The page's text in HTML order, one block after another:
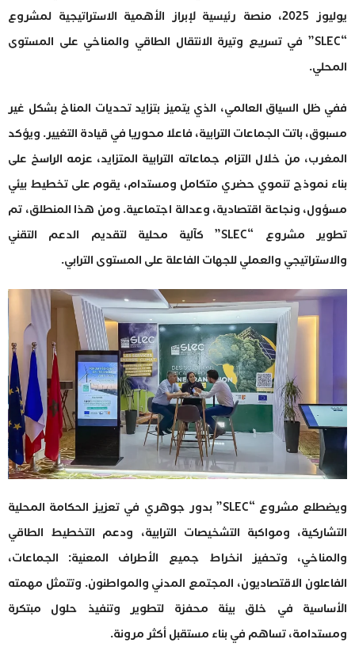
يوليوز 2025، منصة رئيسية لإبراز الأهمية الاستراتيجية لمشروع
“SLEC” في تسريع وتيرة الانتقال الطاقي والمناخي على المستوى
المحلي.
ففي ظل السياق العالمي، الذي يتميز بتزايد تحديات المناخ بشكل غير
مسبوق، باتت الجماعات الترابية، فاعلا محوريا في قيادة التغيير. ويؤكد
المغرب، من خلال التزام جماعاته الترابية المتزايد، عزمه الراسخ على
بناء نموذج تنموي حضري متكامل ومستدام، يقوم على تخطيط بيئي
مسؤول، ونجاعة اقتصادية، وعدالة اجتماعية. ومن هذا المنطلق، تم
تطوير مشروع “SLEC” كآلية محلية لتقديم الدعم التقني
والاستراتيجي والعملي للجهات الفاعلة على المستوى الترابي.
ويضطلع مشروع “SLEC” بدور جوهري في تعزيز الحكامة المحلية
التشاركية، ومواكبة التشخيصات الترابية، ودعم التخطيط الطاقي
والمناخي، وتحفيز انخراط جميع الأطراف المعنية: الجماعات،
الفاعلون الاقتصاديون، المجتمع المدني والمواطنون. وتتمثل مهمته
الأساسية في خلق بيئة محفزة لتطوير وتنفيذ حلول مبتكرة
ومستدامة، تساهم في بناء مستقبل أكثر مرونة.